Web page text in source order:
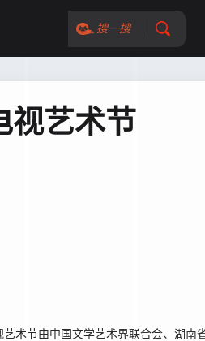
搜一搜
视艺术节
术节由中国文学艺术界联合会、湖